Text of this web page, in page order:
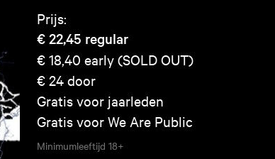
Prijs:
€ 22,45 regular
€ 18,40 early (SOLD OUT)
€ 24 door
Gratis voor jaarleden
Gratis voor We Are Public
Minimumleeftijd 18+